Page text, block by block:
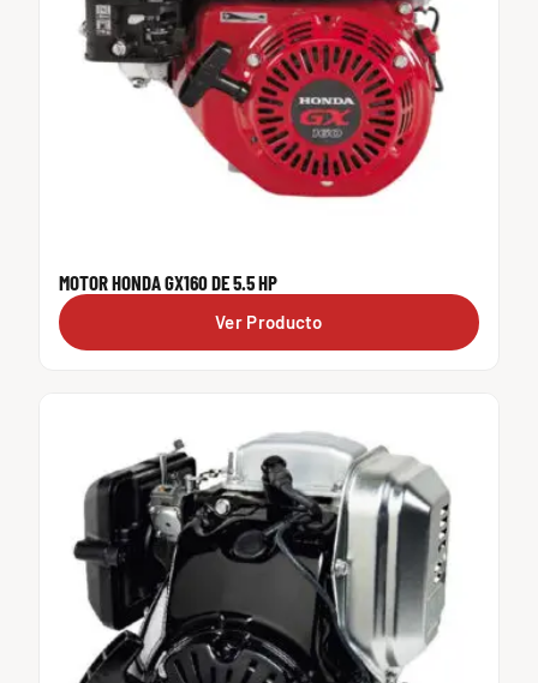
MOTOR HONDA GX160 DE 5.5 HP
Ver Producto